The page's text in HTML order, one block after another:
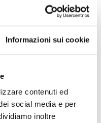
Informazioni sui cookie
contenuti ed
social media e per
inoltre